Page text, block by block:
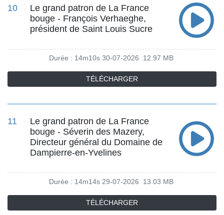
10
Le grand patron de La France
bouge - François Verhaeghe,
président de Saint Louis Sucre
Durée : 14m10s 30-07-2026 12.97 MB
TÉLÉCHARGER
11
Le grand patron de La France
bouge - Séverin des Mazery,
Directeur général du Domaine de
Dampierre-en-Yvelines
Durée : 14m14s 29-07-2026 13.03 MB
TÉLÉCHARGER